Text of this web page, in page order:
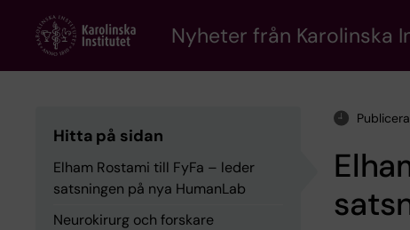
content
Nyheter från Karolinska
Hitta på sidan
Elham Rostami till FyFa – leder
satsningen på nya HumanLab
Neurokirurg och forskare